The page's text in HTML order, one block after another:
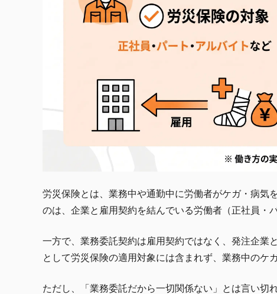
労災保険とは、業務中や通勤中に労働者がケガ・病気
のは、企業と雇用契約を結んでいる労働者（正社員・
一方で、業務委託契約は雇用契約ではなく、発注企業
として労災保険の適用対象には含まれず、業務中のケ
ただし、「業務委託だから一切関係ない」とは言い切